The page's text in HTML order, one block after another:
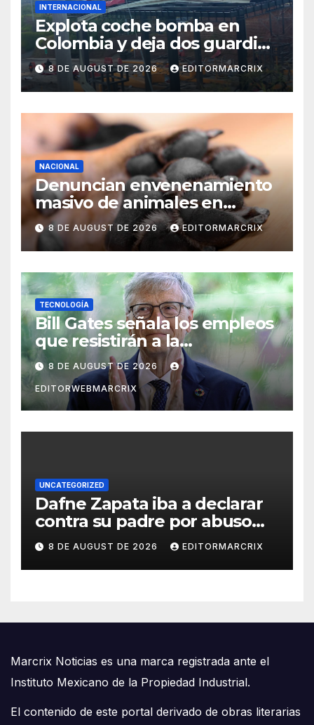
INTERNACIONAL
Explota coche bomba en
Colombia y deja dos guardias
heridos
8 DE AUGUST DE 2026 EDITORMARCRIX
NACIONAL
Denuncian envenenamiento
masivo de animales en
Querétaro
8 DE AUGUST DE 2026 EDITORMARCRIX
TECNOLOGÍA
Bill Gates señala los empleos
que resistirán a la
inteligencia artificial
8 DE AUGUST DE 2026
EDITORWEBMARCRIX
UNCATEGORIZED
Dafne Zapata iba a declarar
contra su padre por abuso
sexual
8 DE AUGUST DE 2026 EDITORMARCRIX
Marcrix Noticias es una marca registrada ante el
Instituto Mexicano de la Propiedad Industrial.
El contenido de este portal derivado de obras literarias